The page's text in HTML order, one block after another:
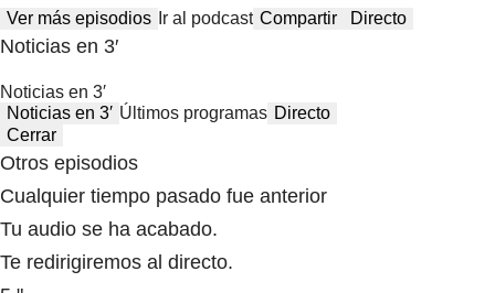
Ver más episodios Ir al podcast Compartir Directo
Noticias en 3′
Noticias en 3′
Noticias en 3′ Últimos programas Directo
Cerrar
Otros episodios
Cualquier tiempo pasado fue anterior
Tu audio se ha acabado.
Te redirigiremos al directo.